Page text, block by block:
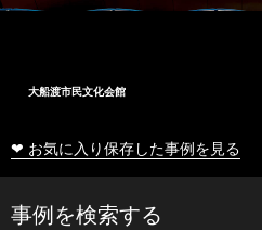
大船渡市民文化会館
❤ お気に入り保存した事例を見る
事例を検索する